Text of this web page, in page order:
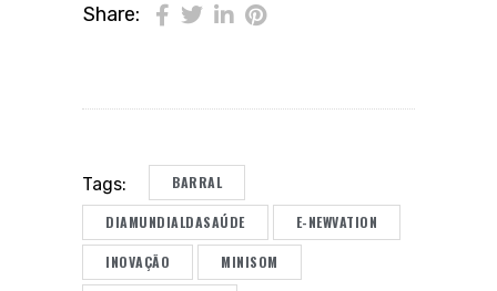
Share:
Tags: BARRAL
DIAMUNDIALDASAÚDE E-NEWVATION
INOVAÇÃO MINISOM